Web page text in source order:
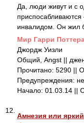
Да, люди живут и с
инвалидом. Он жил
Mир Гарри
Джордж Уизли
Общий, Angst ||
Прочитано: 5290 ||
Предупреждения:
Начало: 01.03.14 ||
12.
Амнезия или